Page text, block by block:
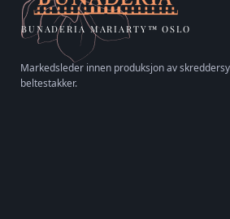
BUNADERIA MARIARTY™ OSLO
Markedsleder innen produksjon av
beltestakker.